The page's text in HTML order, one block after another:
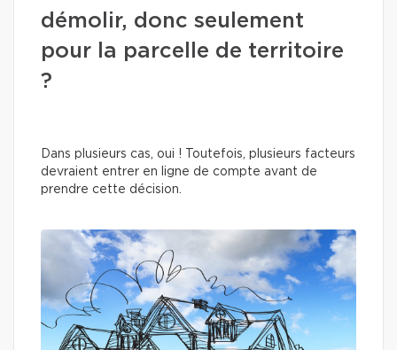
démolir, donc seulement
pour la parcelle de territoire
?
Dans plusieurs cas, oui ! Toutefois, plusieurs facteurs
devraient entrer en ligne de compte avant de
prendre cette décision.